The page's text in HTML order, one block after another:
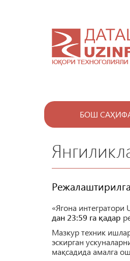
БОШ
«Ягона
дан 23:59 га қадар
Мазкур техник
эскирган
мақсадида амалга